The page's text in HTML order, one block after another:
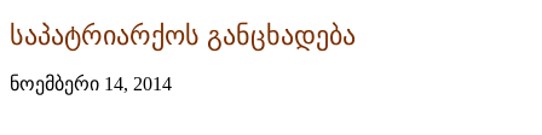
საპატრიარქოს განცხადება
ნოემბერი 14, 2014